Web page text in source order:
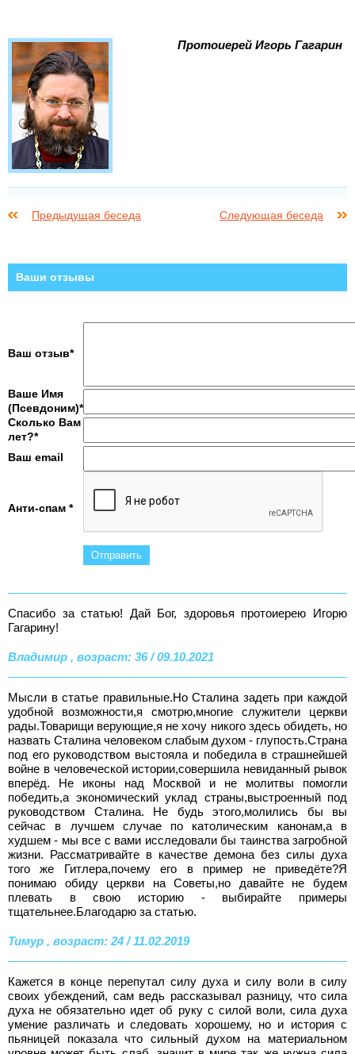
Протоиерей Игорь Гагарин
Предыдущая беседа Следующая беседа
Ваши отзывы
Ваш отзыв*
Ваше Имя
(Псевдоним)*
Сколько Вам
лет?*
Ваш email
Анти-спам *
Спасибо за статью! Дай Бог, здоровья протоиерею Игорю
Гагарину!
Владимир , возраст: 36 / 09.10.2021
Мысли в статье правильные.Но Сталина задеть при каждой
удобной возможности,я смотрю,многие служители церкви
рады.Товарищи верующие,я не хочу никого здесь обидеть, но
назвать Сталина человеком слабым духом - глупость.Страна
под его руководством выстояла и победила в страшнейшей
войне в человеческой истории,совершила невиданный рывок
вперёд. Не иконы над Москвой и не молитвы помогли
победить,а экономический уклад страны,выстроенный под
руководством Сталина. Не будь этого,молились бы вы
сейчас в лучшем случае по католическим канонам,а в
худшем - мы все с вами исследовали бы таинства загробной
жизни. Рассматривайте в качестве демона без силы духа
того же Гитлера,почему его в пример не приведёте?Я
понимаю обиду церкви на Советы,но давайте не будем
плевать в свою историю - выбирайте примеры
тщательнее.Благодарю за статью.
Тимур , возраст: 24 / 11.02.2019
Кажется в конце перепутал силу духа и силу воли в силу
своих убеждений, сам ведь рассказывал разницу, что сила
духа не обязательно идет об руку с силой воли, сила духа
умение различать и следовать хорошему, но и история с
пьяницей показала что сильный духом на материальном